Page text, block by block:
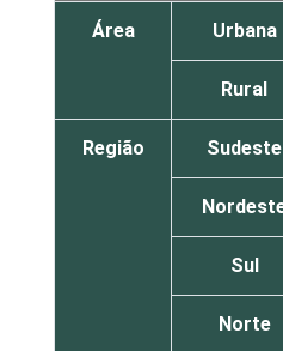
Área Urbana
Rural
Região Sudeste
Sul
Norte